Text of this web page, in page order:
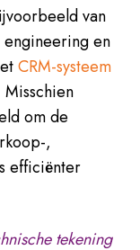
van
en
CRM-systeem
om de
,
efficiënter
tekening